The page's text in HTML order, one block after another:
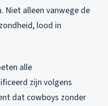
Niet alleen vanwege de
lood in
alle
zijn volgens
dat cowboys zonder